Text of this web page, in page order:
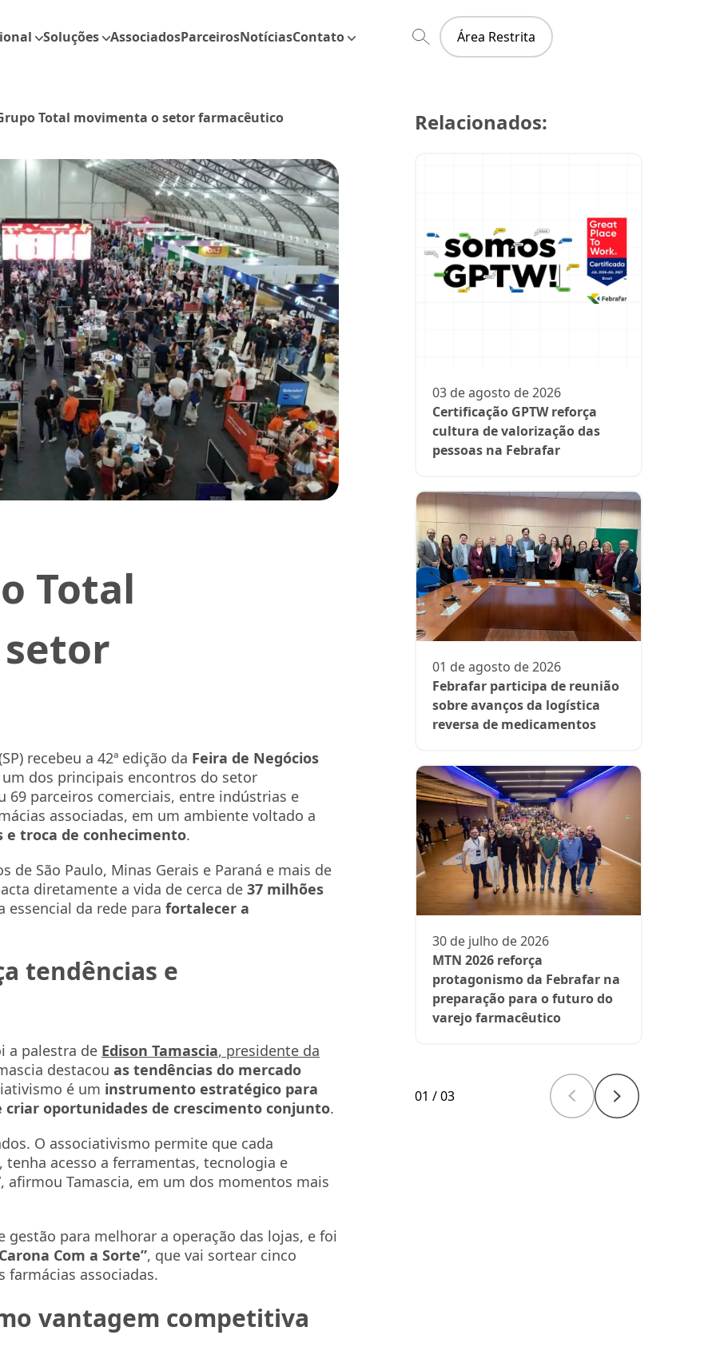
Soluções AssociadosParceirosNotíciasContato Área Restrita
Total movimenta o setor farmacêutico
Total
recebeu a 42ª edição da Feira de Negócios
dos principais encontros do setor
parceiros comerciais, entre indústrias e
associadas, em um ambiente voltado a
e troca de conhecimento.
de São Paulo, Minas Gerais e Paraná e mais de
diretamente a vida de cerca de 37 milhões
essencial da rede para fortalecer a
tendências e
a palestra de Edison Tamascia, presidente da
destacou as tendências do mercado
é um instrumento estratégico para
oportunidades de crescimento conjunto.
O associativismo permite que cada
acesso a ferramentas, tecnologia e
afirmou Tamascia, em um dos momentos mais
para melhorar a operação das lojas, e foi
Com a Sorte”, que vai sortear cinco
farmácias associadas.
vantagem competitiva
Relacionados:
03 de agosto de 2026
Certificação GPTW reforça
cultura de valorização das
pessoas na Febrafar
01 de agosto de 2026
Febrafar participa de reunião
sobre avanços da logística
reversa de medicamentos
30 de julho de 2026
MTN 2026 reforça
protagonismo da Febrafar na
preparação para o futuro do
varejo farmacêutico
01 /03